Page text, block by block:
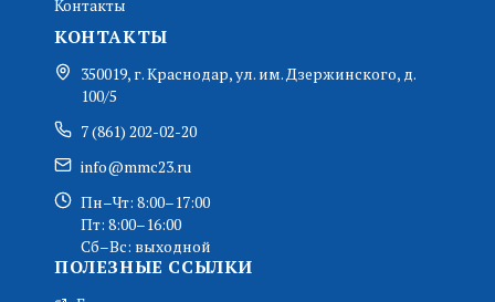
Контакты
КОНТАКТЫ
350019, г. Краснодар, ул. им. Дзержинского, д.
100/5
7 (861) 202-02-20
info@mmc23.ru
Пн–Чт: 8:00–17:00
Пт: 8:00–16:00
Сб–Вс: выходной
ПОЛЕЗНЫЕ ССЫЛКИ